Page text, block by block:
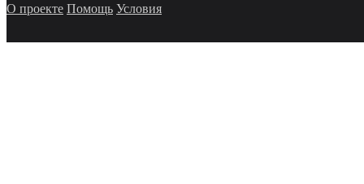
О проекте Помощь Условия